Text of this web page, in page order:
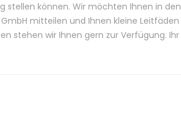
stellen können. Wir möchten Ihnen in den
mitteilen und Ihnen kleine Leitfäden
stehen wir Ihnen gern zur Verfügung. Ihr